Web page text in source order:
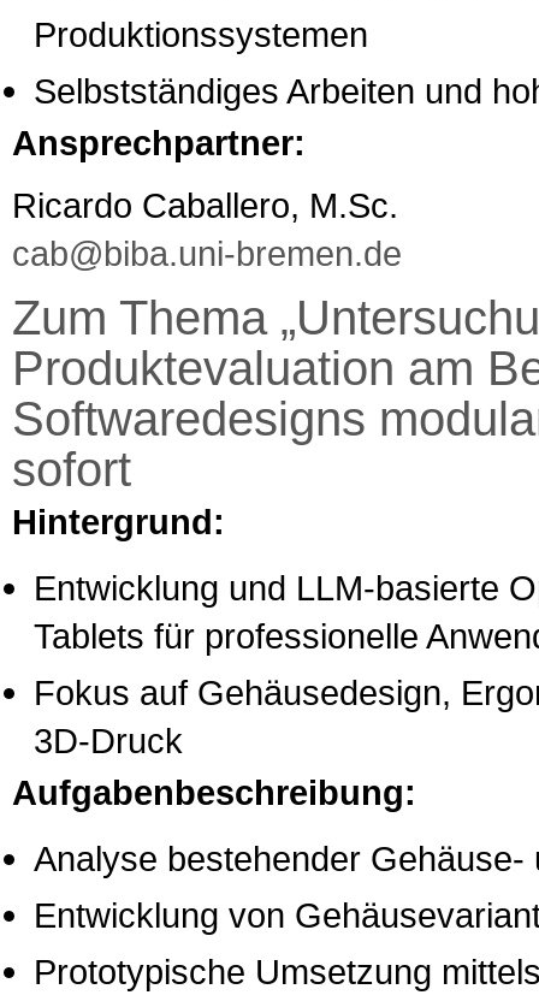
Produktionssystemen
Selbstständiges Arbeiten und
Ansprechpartner:
Ricardo Caballero, M.Sc.
cab@biba.uni-bremen.de
Zum Thema
Produktevaluation am
Softwaredesigns
sofort
Hintergrund:
Entwicklung und LLM-basierte
Tablets für professionelle
Fokus auf Gehäusedesign,
3D-Druck
Aufgabenbeschreibung:
Analyse bestehender
Entwicklung von
Prototypische Umsetzung